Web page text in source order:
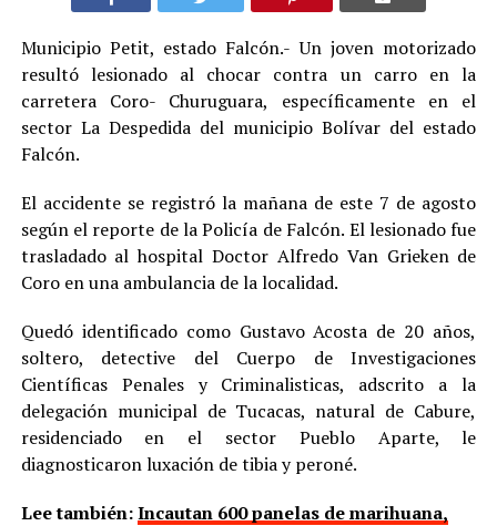
Municipio Petit, estado Falcón.- Un joven motorizado
resultó lesionado al chocar contra un carro en la
carretera Coro- Churuguara, específicamente en el
sector La Despedida del municipio Bolívar del estado
Falcón.
El accidente se registró la mañana de este 7 de agosto
según el reporte de la Policía de Falcón. El lesionado fue
trasladado al hospital Doctor Alfredo Van Grieken de
Coro en una ambulancia de la localidad.
Quedó identificado como Gustavo Acosta de 20 años,
soltero, detective del Cuerpo de Investigaciones
Científicas Penales y Criminalisticas, adscrito a la
delegación municipal de Tucacas, natural de Cabure,
residenciado en el sector Pueblo Aparte, le
diagnosticaron luxación de tibia y peroné.
Lee también:Incautan 600 panelas de marihuana,